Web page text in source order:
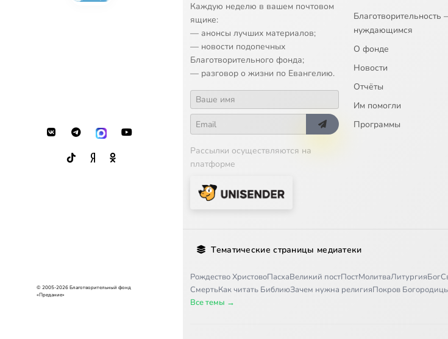
© 2005-2026 Благотворительный фонд
«Предание»
Каждую неделю в вашем почтовом
ящике:
— анонсы лучших материалов;
— новости подопечных
Благотворительного фонда;
— разговор о жизни по Евангелию.
Рассылки осуществляются на
платформе
нуждающимся
О фонде
Новости
Отчёты
Им помогли
Программы
Тематические страницы медиатеки
Рождество ХристовоПасхаВеликий постПостМолитваЛитургияБог
СмертьКак читать БиблиюЗачем нужна религияПокров
Все темы →